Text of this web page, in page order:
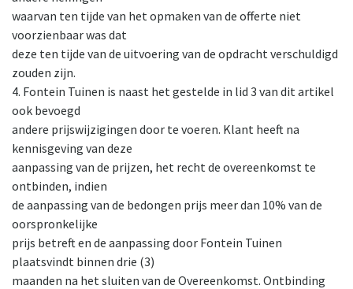
waarvan ten tijde van het opmaken van de offerte niet
voorzienbaar was dat
deze ten tijde van de uitvoering van de opdracht verschuldigd
zouden zijn.
4. Fontein Tuinen is naast het gestelde in lid 3 van dit artikel
ook bevoegd
andere prijswijzigingen door te voeren. Klant heeft na
kennisgeving van deze
aanpassing van de prijzen, het recht de overeenkomst te
ontbinden, indien
de aanpassing van de bedongen prijs meer dan 10% van de
oorspronkelijke
prijs betreft en de aanpassing door Fontein Tuinen
plaatsvindt binnen drie (3)
maanden na het sluiten van de Overeenkomst. Ontbinding